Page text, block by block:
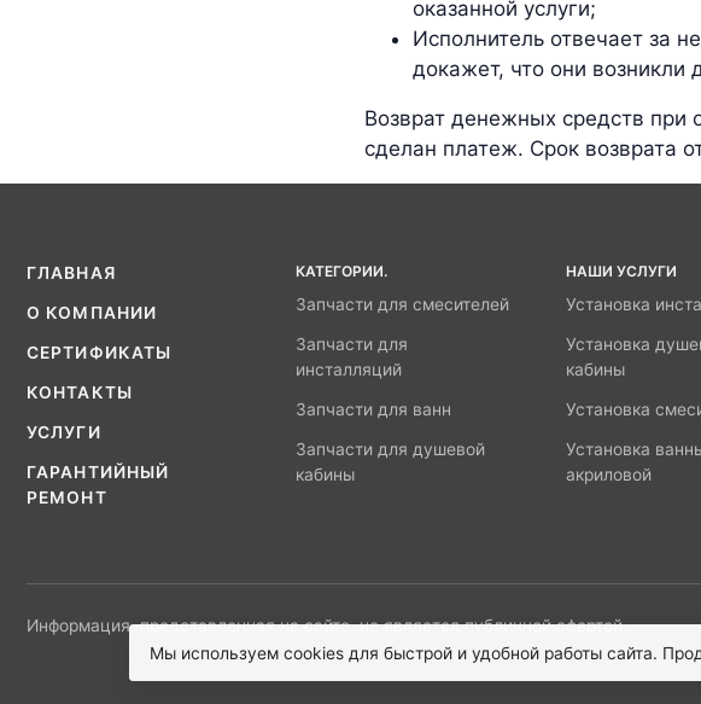
оказанной услуги;
Исполнитель отвечает за
докажет, что они
Возврат денежных средств при
сделан платеж. Срок возврата
ГЛАВНАЯ
О КОМПАНИИ
СЕРТИФИКАТЫ
КОНТАКТЫ
УСЛУГИ
ГАРАНТИЙНЫЙ
РЕМОНТ
КАТЕГОРИИ.
Запчасти для смесителей
Запчасти для
инсталляций
Запчасти для ванн
Запчасти для душевой
кабины
НАШИ УСЛУГИ
Установка
Установка
кабины
Установка
Установка
акриловой
Информация, представленная на сайте, не является публичной офертой.
Мы используем cookies для быстрой и удобной работы сайта.